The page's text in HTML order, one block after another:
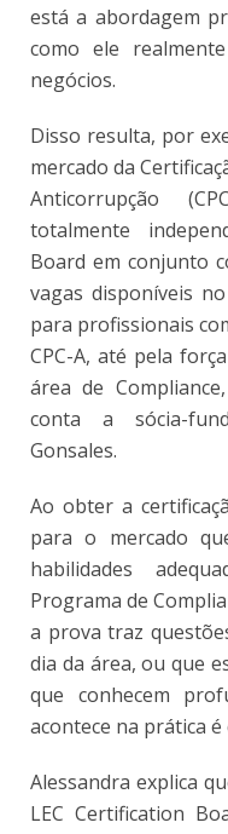
está a abordagem
como ele
negócios.
Disso resulta, por
mercado da
Anticorrupção
totalmente
Board em conjunto
vagas disponíveis
para profissionais
CPC-A, até pela
área de
conta a sócia-
Gonsales.
Ao obter a
para o mercado
habilidades
Programa de
a prova traz
dia da área, ou que
que conhecem
acontece na prática
Alessandra explica
LEC Certification